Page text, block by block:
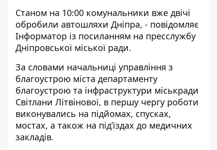
Станом на 10:00 комунальники вже двічі
обробили автошляхи Дніпра, - повідомляє
Інформатор із посиланням на пресслужбу
Дніпровської міської ради.
За словами начальниці управління з
благоустрою міста департаменту
благоустрою та інфраструктури міськради
Світлани Літвінової, в першу чергу роботи
виконувались на підйомах, спусках,
мостах, а також на підʼїздах до медичних
закладів.